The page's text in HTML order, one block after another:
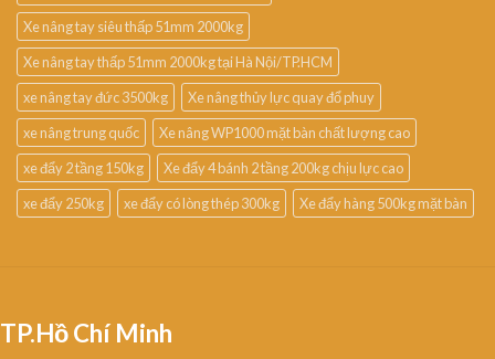
Xe nâng tay siêu thấp 51mm 2000kg
Xe nâng tay thấp 51mm 2000kg tại Hà Nội/TP.HCM
xe nâng tay đức 3500kg
Xe nâng thủy lực quay đổ phuy
xe nâng trung quốc
Xe nâng WP1000 mặt bàn chất lượng cao
xe đẩy 2 tầng 150kg
Xe đẩy 4 bánh 2 tầng 200kg chịu lực cao
xe đẩy 250kg
xe đẩy có lòng thép 300kg Xe đẩy hàng 500kg mặt bàn
TP.Hồ Chí Minh